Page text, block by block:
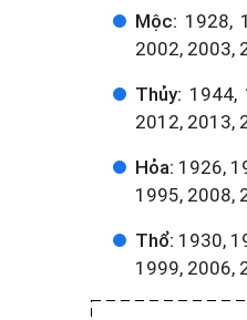
Mộc: 1928,
2002, 2003,
Thủy: 1944,
2012, 2013,
Hỏa: 1926,
1995, 2008,
Thổ: 1930,
1999, 2006,